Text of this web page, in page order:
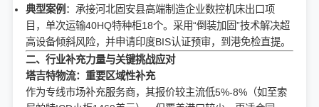
典型案例 ：承接河北固安县高端制造企业数控机床出口项
目，单次运输40HQ特种柜18个。采用“倒装加固”技术解决超
高设备倾斜风险，并申请印度BIS认证预审，到港免检直提。
二、行业补充力量与关键挑战应对
塔吉特物流：重要区域性补充
作为专线市场补充服务商，其报价较主流低5%-8%（如至索